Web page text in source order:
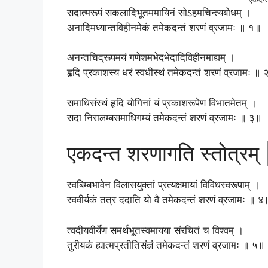
सदात्मरूपं सकलादिभूतममायिनं सोऽहमचिन्त्यबोधम् ।
अनादिमध्यान्तविहीनमेकं तमेकदन्तं शरणं व्रजामः ॥ १॥
अनन्तचिद्रूपमयं गणेशमभेदभेदादिविहीनमाद्यम् ।
हृदि प्रकाशस्य धरं स्वधीस्थं तमेकदन्तं शरणं व्रजामः ॥
समाधिसंस्थं हृदि योगिनां यं प्रकाशरूपेण विभातमेतम् ।
सदा निरालम्बसमाधिगम्यं तमेकदन्तं शरणं व्रजामः ॥ ३॥
एकदन्त शरणागति स्तोत्रम् ||
स्वबिम्बभावेन विलासयुक्तां प्रत्यक्षमायां विविधस्वरूपाम् ।
स्ववीर्यकं तत्र ददाति यो वै तमेकदन्तं शरणं व्रजामः ॥
त्वदीयवीर्येण समर्थभूतस्वमायया संरचितं च विश्वम् ।
तुरीयकं ह्यात्मप्रतीतिसंज्ञं तमेकदन्तं शरणं व्रजामः ॥ ५॥